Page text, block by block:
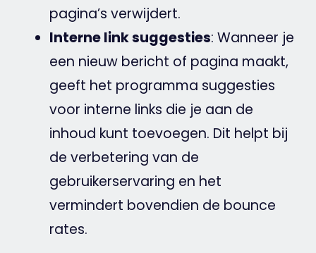
pagina’s verwijdert.
Interne linksuggesties: Wanneer je
een nieuw bericht of pagina maakt,
geeft het programma suggesties
voor interne links die je aan de
inhoud kunt toevoegen. Dit helpt bij
de verbetering van de
gebruikerservaring en het
vermindert bovendien de bounce
rates.